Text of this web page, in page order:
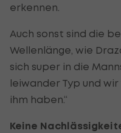
erkennen.
Auch sonst sind die
Wellenlänge, wie
sich super in die
leiwander Typ und
ihm haben.“
Keine